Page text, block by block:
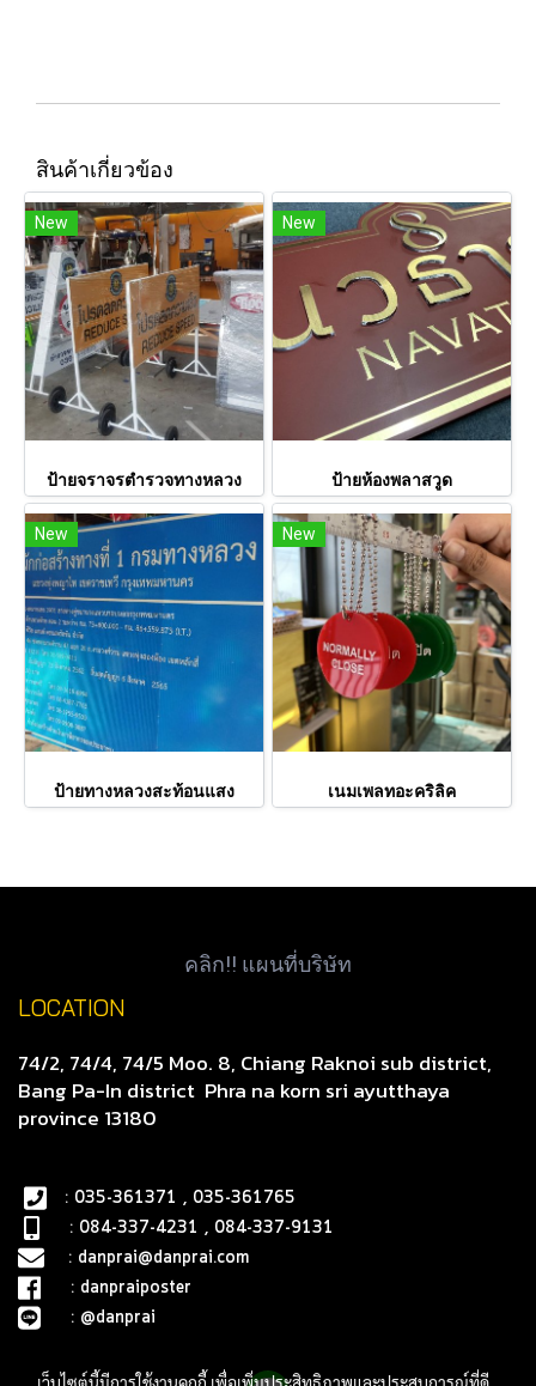
สินค้าเกี่ยวข้อง
New
ป้ายจราจรตำรวจทางหลวง
New
ป้ายห้องพลาสวูด
New
ป้ายทางหลวงสะท้อนแสง
New
เนมเพลทอะคริลิค
คลิก!! แผนที่บริษัท
LOCATION
74/2, 74/4, 74/5 Moo. 8, Chiang Raknoi sub district,
Bang Pa-In district Phra na korn sri ayutthaya
province 13180
: 035-361371 , 035-361765
: 084-337-4231 , 084-337-9131
: danprai@danprai.com
: danpraiposter
: @danprai